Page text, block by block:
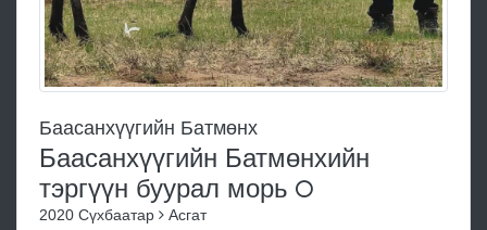
Баасанхүүгийн Батмөнх
Баасанхүүгийн Батмөнхийн
тэргүүн буурал морь
2020 Сүхбаатар Асгат